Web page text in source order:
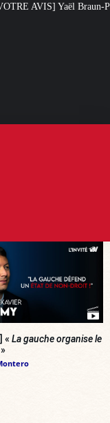
renoncer à son projet
« La gauche organise le
»